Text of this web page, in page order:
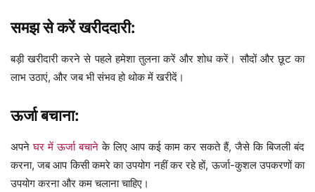
समझ से करें खरीददारी:
बड़ी खरीदारी करने से पहले हमेशा तुलना करें और शोध करें। सौदों और छूट का
लाभ उठाएं, और जब भी संभव हो थोक में खरीदें।
ऊर्जा बचाना:
अपनेघर में ऊर्जा बचाने के लिए आप कई काम कर सकते हैं, जैसे कि बिजली बंद
करना, जब आप किसी कमरे का उपयोग नहीं कर रहे हों, ऊर्जा-कुशल उपकरणों का
उपयोग करना और कम चलाना चाहिए।